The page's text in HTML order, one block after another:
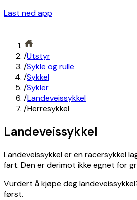
Last ned app
/Utstyr
/Sykle og rulle
/Sykkel
/Sykler
/Landeveissykkel
/Herresykkel
Landeveissykkel
Landeveissykkel er en racersykkel
fart. Den er derimot ikke egnet for
Vurdert å kjøpe deg
først.